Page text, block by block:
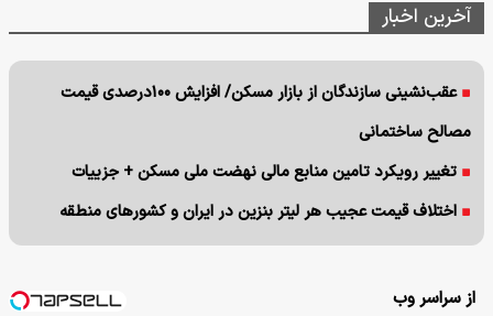
آخرین اخبار
عقب‌نشینی سازندگان از بازار مسکن/ افزایش ۱۰۰درصدی قیمت
مصالح ساختمانی
تغییر رویکرد تامین منابع مالی نهضت ملی مسکن + جزییات
اختلاف قیمت عجیب هر لیتر بنزین در ایران و کشورهای منطقه
از سراسر وب